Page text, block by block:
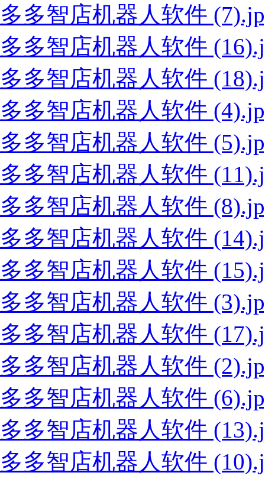
多多智店机器人软件
多多智店机器人软件
多多智店机器人软件
多多智店机器人软件
多多智店机器人软件
多多智店机器人软件
多多智店机器人软件
多多智店机器人软件
多多智店机器人软件
多多智店机器人软件
多多智店机器人软件
多多智店机器人软件
多多智店机器人软件
多多智店机器人软件
多多智店机器人软件